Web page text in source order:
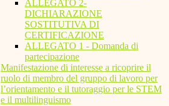
ALLEGATO 2-
DICHIARAZIONE
SOSTITUTIVA DI
CERTIFICAZIONE
ALLEGATO 1 - Domanda di
partecipazione
Manifestazione di interesse a ricoprire il
ruolo di membro del gruppo di lavoro per
l’orientamento e il tutoraggio per le STEM
e il multilinguismo